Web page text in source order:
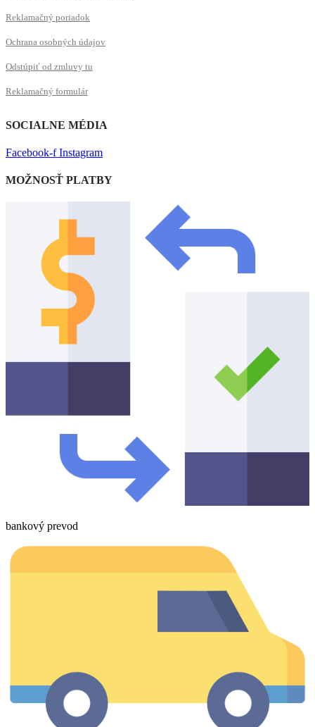
Reklamačný poriadok
Ochrana osobných údajov
Odstúpiť od zmluvy tu
Reklamačný formulár
SOCIALNE MÉDIA
Facebook-f Instagram
MOŽNOSŤ PLATBY
bankový prevod